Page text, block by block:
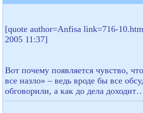
[quote author=Anfisa link=716-
2005 11:37]
Вот почему появляется чувство,
все назло» – ведь вроде бы все
обговорили, а как до дела